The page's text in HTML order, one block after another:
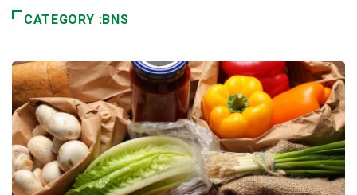
CATEGORY :BNS